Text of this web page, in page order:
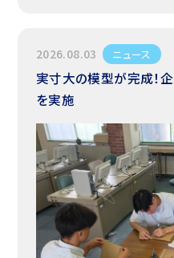
2026.08.03 ニュース
実寸大の模型が完成！
を実施